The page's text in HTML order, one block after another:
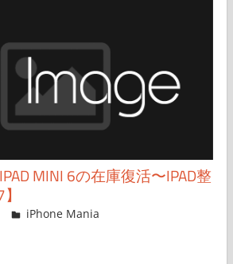
MINI 6の在庫復活〜IPAD整
FT729
iPhone Mania